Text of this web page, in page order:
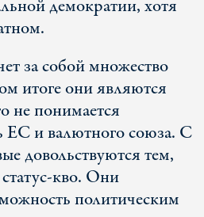
демократии, хотя
за собой множество
итоге они являются
не понимается
ЕС и валютного союза. С
довольствуются тем,
кво. Они
политическим